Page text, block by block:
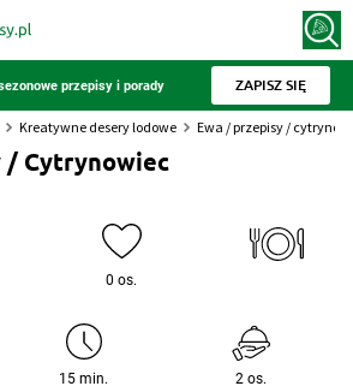
przepisy i porady ZAPISZ SIĘ
Kreatywne desery lodowe Ewa / przepisy /
/ Cytrynowiec
0 os.
15 min. 2 os.